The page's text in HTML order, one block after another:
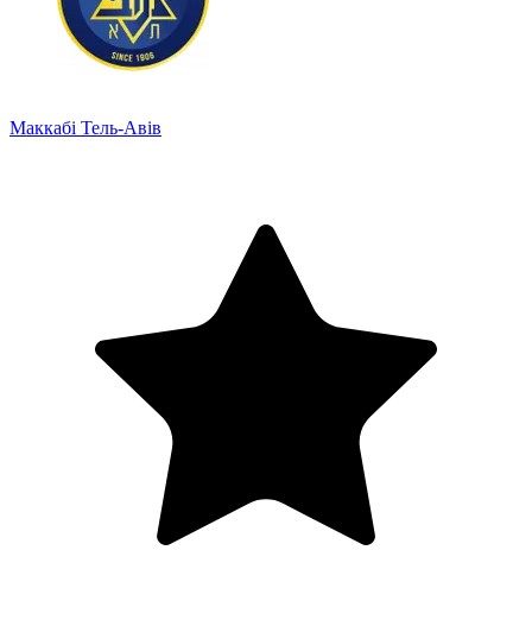
Маккабі Тель-Авів